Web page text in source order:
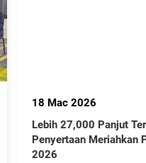
18 Mac 2026
Lebih 27,000 Panjut
Penyertaan Meriahkan
2026